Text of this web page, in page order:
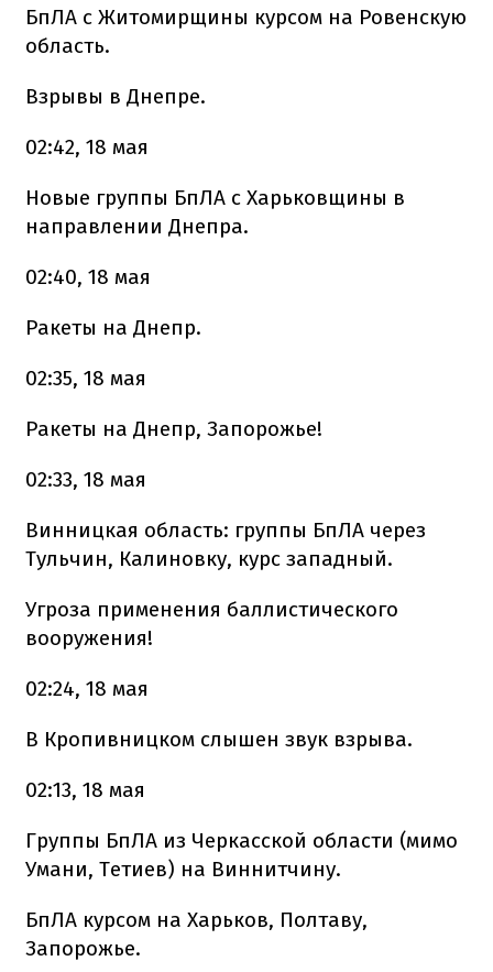
БпЛА с Житомирщины курсом на Ровенскую
область.
Взрывы в Днепре.
02:42, 18 мая
Новые группы БпЛА с Харьковщины в
направлении Днепра.
02:40, 18 мая
Ракеты на Днепр.
02:35, 18 мая
Ракеты на Днепр, Запорожье!
02:33, 18 мая
Винницкая область: группы БпЛА через
Тульчин, Калиновку, курс западный.
Угроза применения баллистического
вооружения!
02:24, 18 мая
В Кропивницком слышен звук взрыва.
02:13, 18 мая
Группы БпЛА из Черкасской области (мимо
Умани, Тетиев) на Виннитчину.
БпЛА курсом на Харьков, Полтаву,
Запорожье.